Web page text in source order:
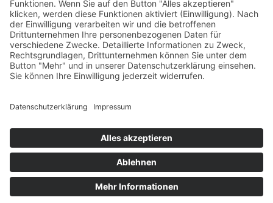
Alle Preise inkl. MwSt. zzgl. Versand
Home
Konto
Warenkorb